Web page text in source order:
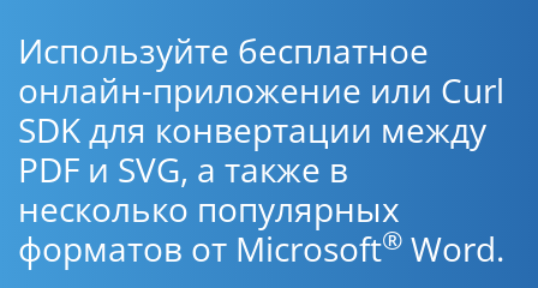
Используйте бесплатное
онлайн-приложение или Curl
SDK для конвертации между
PDF и SVG, а также в
несколько популярных
форматов от Microsoft® Word.